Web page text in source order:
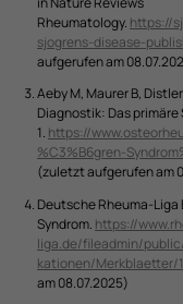
Rheumatology. https://
sjogrens-disease-
aufgerufen am
Aeby M, Maurer B,
Diagnostik: Das
1. https://
%C3%B6gren-
(zuletzt aufgerufen am
Deutsche Rheuma-Liga
Syndrom. https://
liga.de/fileadmin/
kationen/Merkblaetter/
am 08.07.2025)